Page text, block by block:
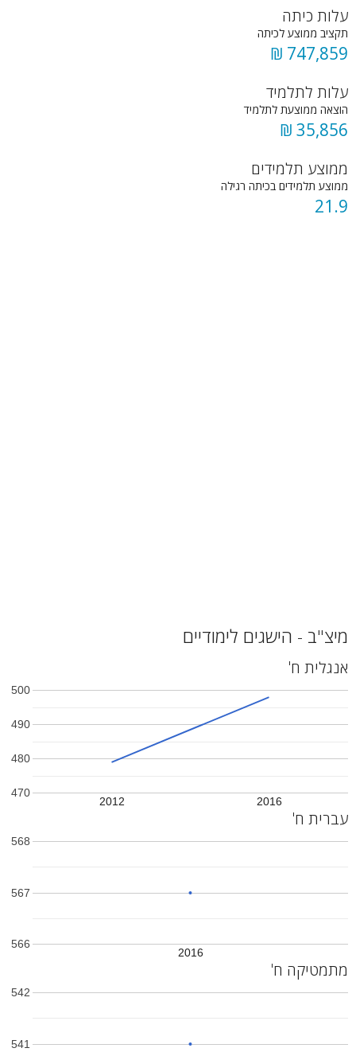
עלות כיתה
תקציב ממוצע לכיתה
747,859 ₪
עלות לתלמיד
הוצאה ממוצעת לתלמיד
35,856 ₪
ממוצע תלמידים
ממוצע תלמידים בכיתה רגילה
21.9
מיצ"ב - הישגים לימודיים
אנגלית ח'
2012 2016
470
480
490
500
עברית ח'
2016
566
567
568
מתמטיקה ח'
541
542